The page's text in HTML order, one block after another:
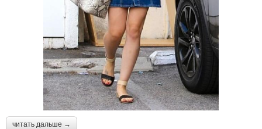
читать дальше →